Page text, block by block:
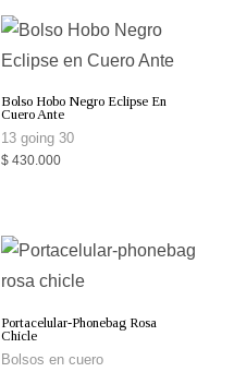
Bolso Hobo Negro Eclipse En
Cuero Ante
13 going 30
$ 430.000
Portacelular-Phonebag Rosa
Chicle
Bolsos en cuero